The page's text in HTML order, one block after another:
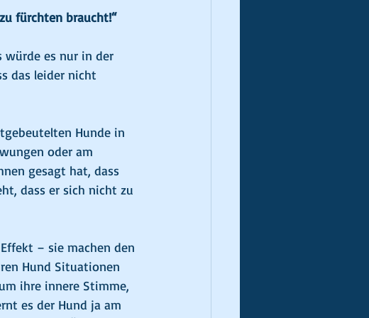
fürchten braucht!“
würde es nur in der
das leider nicht
Hunde in
oder am
gesagt hat, dass
dass er sich nicht zu
– sie machen den
Hund Situationen
ihre innere Stimme,
es der Hund ja am